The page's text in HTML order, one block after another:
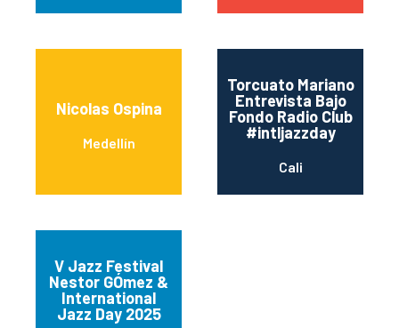
Nicolas Ospina
Medellín
Torcuato Mariano
Entrevista Bajo
Fondo Radio Club
#intljazzday
Cali
V Jazz Festival
Nestor GÓmez &
International
Jazz Day 2025